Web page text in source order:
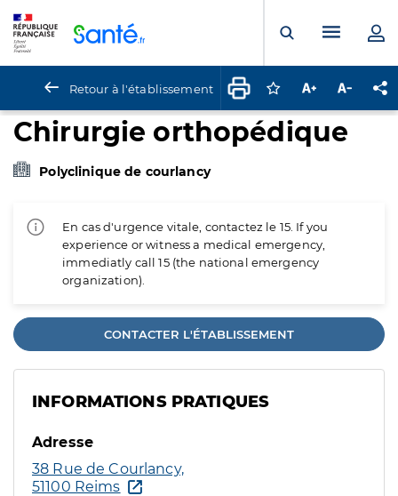
Ouvrir laMenu
Retour à l'établissement Connectez-vous
Augmenter la
Chirurgie orthopédique
Polyclinique de courlancy
En cas d'urgence vitale, contactez le 15. If you
experience or witness a medical emergency,
immediatly call 15 (the national emergency
organization).
CONTACTER L'ÉTABLISSEMENT
INFORMATIONS PRATIQUES
Adresse
38 Rue de Courlancy,
51100 Reims